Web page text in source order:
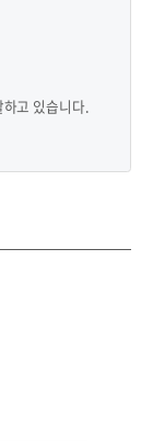
고 있습니다.